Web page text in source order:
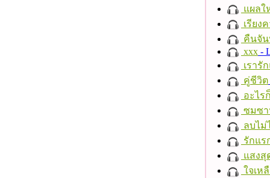
แผลใ
เรียง
คืนจั
xxx -
เรารั
คู่ชีวิต
อะไร
ซมซ
ลบไม่
รักแร
แสงสุ
ใจเห